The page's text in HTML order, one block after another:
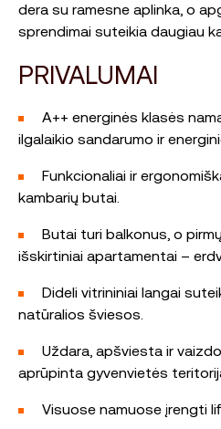
dera su ramesne aplinka, o
sprendimai suteikia daugiau
PRIVALUMAI
A++ energinės klasės
ilgalaikio sandarumo ir
Funkcionaliai ir
kambarių butai.
Butai turi balkonus, o
išskirtiniai apartamentai –
Dideli vitrininiai langai
natūralios šviesos.
Uždara, apšviesta ir
aprūpinta gyvenvietės
Visuose namuose įrengti